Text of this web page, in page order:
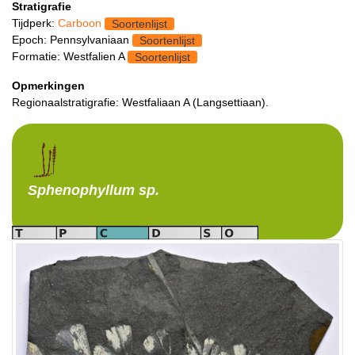
Stratigrafie
Tijdperk: Carboon
Soortenlijst
Epoch: Pennsylvaniaan
Soortenlijst
Formatie: Westfalien A
Soortenlijst
Opmerkingen
Regionaalstratigrafie: Westfaliaan A (Langsettiaan).
Sphenophyllum sp.